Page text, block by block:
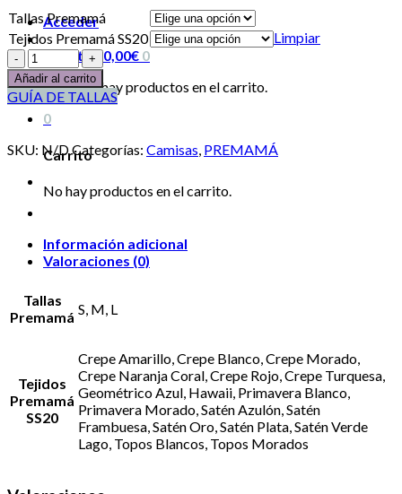
Acceder
Carrito /0,00€ 0
No hay productos en el carrito.
0
Carrito
No hay productos en el carrito.
Tallas Premamá
Tejidos Premamá SS20
Limpiar
Añadir al carrito
GUÍA DE TALLAS
SKU: N/DCategorías: Camisas, PREMAMÁ
Información adicional
Valoraciones (0)
Tallas
Premamá S, M, L
Tejidos
Premamá
SS20
Crepe Amarillo, Crepe Blanco, Crepe Morado,
Crepe Naranja Coral, Crepe Rojo, Crepe Turquesa,
Geométrico Azul, Hawaii, Primavera Blanco,
Primavera Morado, Satén Azulón, Satén
Frambuesa, Satén Oro, Satén Plata, Satén Verde
Lago, Topos Blancos, Topos Morados